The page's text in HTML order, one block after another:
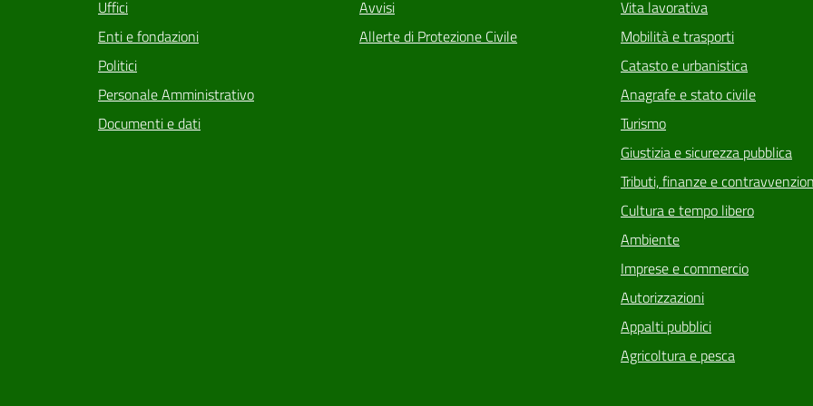
Uffici
Enti e fondazioni
Politici
Personale Amministrativo
Documenti e dati
Avvisi
Allerte di Protezione Civile
Vita lavorativa
Mobilità e trasporti
Catasto e urbanistica
Anagrafe e stato civile
Turismo
Giustizia e sicurezza pubblica
Tributi, finanze e
Cultura e tempo libero
Ambiente
Imprese e commercio
Autorizzazioni
Appalti pubblici
Agricoltura e pesca